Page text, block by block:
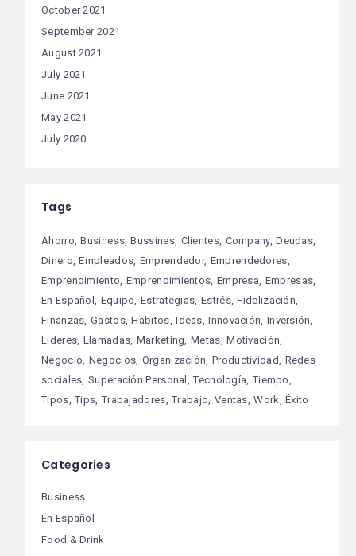
October 2021
September 2021
August 2021
July 2021
June 2021
May 2021
July 2020
Tags
Ahorro Business Bussines Clientes Company Deudas
Dinero Empleados Emprendedor Emprendedores
Emprendimiento Emprendimientos Empresa Empresas
En Español
Equipo Estrategias Estrés Fidelización
Finanzas Gastos Habitos Ideas Innovación Inversión
Lideres Llamadas Marketing Metas Motivación
Negocio Negocios Organización Productividad
Redes
sociales Superación Personal Tecnología Tiempo
Tipos Tips Trabajadores Trabajo Ventas Work Éxito
Categories
Business
En Español
Food & Drink